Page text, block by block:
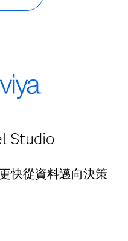
Studio
快從資料邁向決策